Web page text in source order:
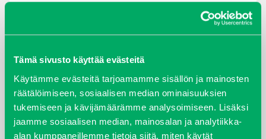
Tämä sivusto käyttää evästeitä
Käytämme evästeitä tarjoamamme sisällön ja mainosten
räätälöimiseen, sosiaalisen median ominaisuuksien
tukemiseen ja kävijämäärämme analysoimiseen. Lisäksi
jaamme sosiaalisen median, mainosalan ja analytiikka-
alan kumppaneillemme tietoja siitä, miten käytät
elokuu 2024
syyskuu 2023